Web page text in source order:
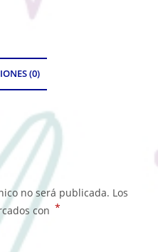
(0)
no será publicada. Los
con *